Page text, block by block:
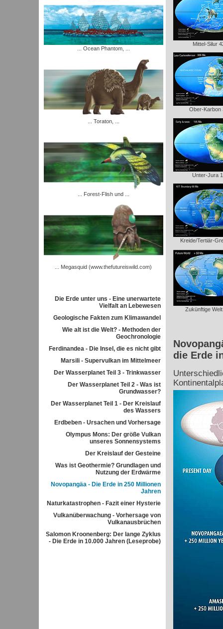
... Ocean Phantom, ...
... Toraton, ...
... Forest-Flish und ...
... Megasquid (www.thefutureiswild.com)
Die Erde unter uns - Eine unerwartete
Vielfalt an Lebewesen
Geologische Fakten zum Klimawandel
Wie alt ist die Welt? - Methoden der
Geochronologie
Ferdinandea - Die Insel, die es nicht gibt
Marsili - Supervulkan im Mittelmeer
Der Wasserplanet Teil 3 - Trinkwasser
Der Wasserplanet Teil 2 - Was ist
Grundwasser?
Der Wasserplanet Teil 1 - Der Kreislauf
des Wassers
Erdbeben - Ursachen und Vorhersage
Olympus Mons: Der größe Vulkan
unseres Sonnensystems
Der Kreislauf der Gesteine
Was ist Geothermie? Grundlagen und
Nutzung der Erdwärme
Novopangäa - Die Erde in 250 Millionen
Jahren
Naturkatastrophen - Fazit einer Hysterie
Vulkanüberwachung - Vorhersage von
Vulkanausbrüchen
Salomon Kroonenberg: Der lange Zyklus
- Die Erde in 10.000 Jahren (Leseprobe)
Mittel-Silur
Ober-Karbon
Unter-Jura
Kreide/Tertiär-
Zukünftige
die Erde